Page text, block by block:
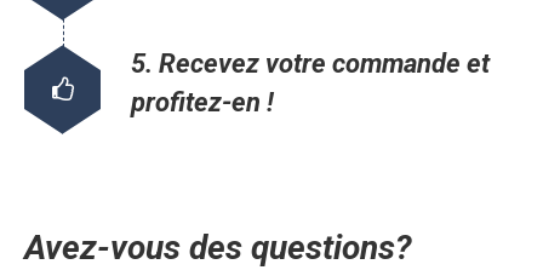
5. Recevez votre commande et
profitez-en !
Avez-vous des questions?